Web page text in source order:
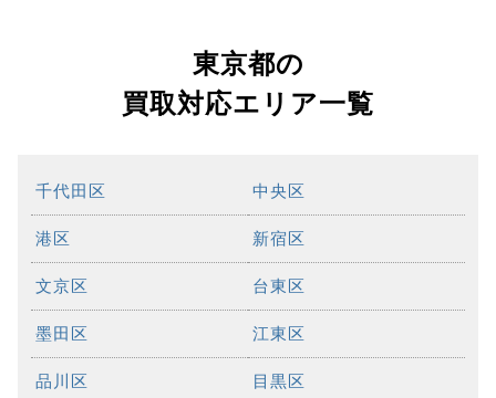
東京都の
買取対応エリア一覧
千代田区 中央区
港区 新宿区
文京区 台東区
墨田区 江東区
品川区 目黒区